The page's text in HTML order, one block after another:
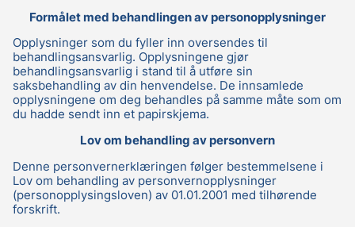
Formålet med behandlingen av personopplysninger
Opplysninger som du fyller inn oversendes til
behandlingsansvarlig. Opplysningene gjør
behandlingsansvarlig i stand til å utføre sin
saksbehandling av din henvendelse. De innsamlede
opplysningene om deg behandles på samme måte som om
du hadde sendt inn et papirskjema.
Lov om behandling av personvern
Denne personvernerklæringen følger bestemmelsene i
Lov om behandling av personvernopplysninger
(personopplysingsloven) av 01.01.2001 med tilhørende
forskrift.